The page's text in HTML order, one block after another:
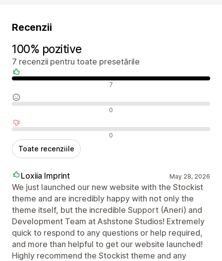
Recenzii
100% pozitive
7 recenzii pentru toate presetările
Recenzii pozitive 7
Recenzii neutre 0
Recenzii negative 0
Toate recenziile
Loxiia Imprint May 28, 2026
We just launched our new website with the Stockist
theme and are incredibly happy with not only the
theme itself, but the incredible Support (Aneri) and
Development Team at Ashstone Studios! Extremely
quick to respond to any questions or help required,
and more than helpful to get our website launched!
Highly recommend the Stockist theme and any